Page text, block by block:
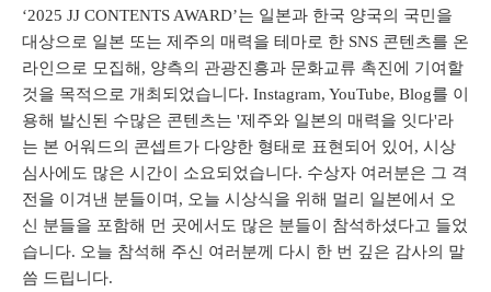
‘2025 JJ CONTENTS AWARD’는 일본과 한국 양국의 국민을
대상으로 일본 또는 제주의 매력을 테마로 한 SNS 콘텐츠를 온
라인으로 모집해, 양측의 관광진흥과 문화교류 촉진에 기여할
것을 목적으로 개최되었습니다. Instagram, YouTube, Blog를 이
용해 발신된 수많은 콘텐츠는 '제주와 일본의 매력을 잇다'라
는 본 어워드의 콘셉트가 다양한 형태로 표현되어 있어, 시상
심사에도 많은 시간이 소요되었습니다. 수상자 여러분은 그 격
전을 이겨낸 분들이며, 오늘 시상식을 위해 멀리 일본에서 오
신 분들을 포함해 먼 곳에서도 많은 분들이 참석하셨다고 들었
습니다. 오늘 참석해 주신 여러분께 다시 한 번 깊은 감사의 말
씀 드립니다.